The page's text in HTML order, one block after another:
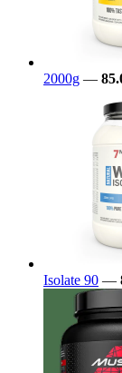
2000g —
Isolate 90 —